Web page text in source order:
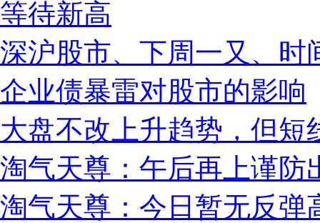
等待新高
深沪股市、下周一又、时
企业债暴雷对股市的影响
大盘不改上升趋势，但短
淘气天尊：午后再上谨防
淘气天尊：今日暂无反弹